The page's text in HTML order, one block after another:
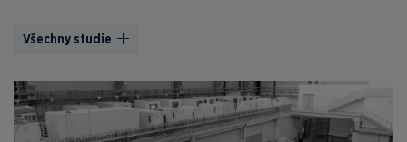
Všechny studie